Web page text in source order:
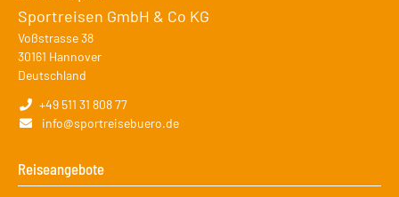
Sportreisen GmbH & Co KG
Voßstrasse 38
30161 Hannover
Deutschland
+49 511 31 808 77
info@sportreisebuero.de
Reiseangebote